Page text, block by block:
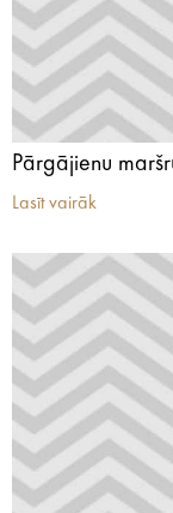
Pārgājienu
Lasīt vairāk